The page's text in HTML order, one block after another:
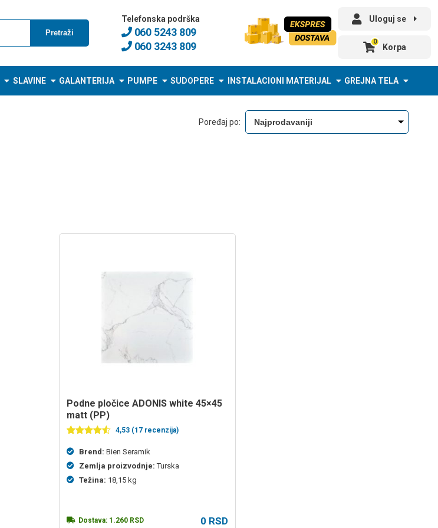
Pretraži
Telefonska podrška
060 5243 809
060 3243 809
Uloguj se
0
Korpa
SLAVINE GALANTERIJA PUMPE SUDOPERE INSTALACIONI MATERIJAL GREJNA TELA
Poređaj po:
Podne pločice ADONIS white 45×45
matt (PP)
4.53od 5
osnovu
ocena
kupaca
4,53 (17 recenzija)
Brend: Bien Seramik
Zemlja proizvodnje: Turska
Težina: 18,15 kg
Dostava: 1.260 RSD 0 RSD